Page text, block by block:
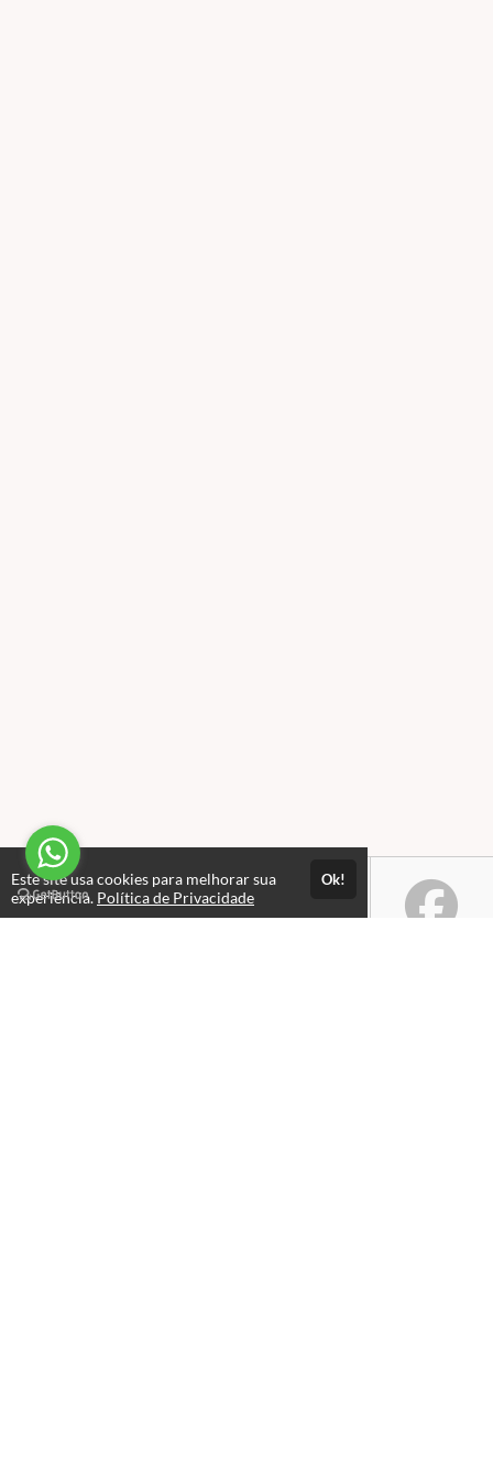
Este site usa cookies para melhorar sua
experiência. Política de Privacidade
Ok!